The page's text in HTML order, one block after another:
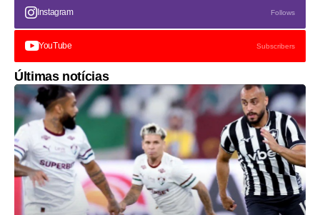
Instagram Follows
YouTube Subscribers
Últimas notícias